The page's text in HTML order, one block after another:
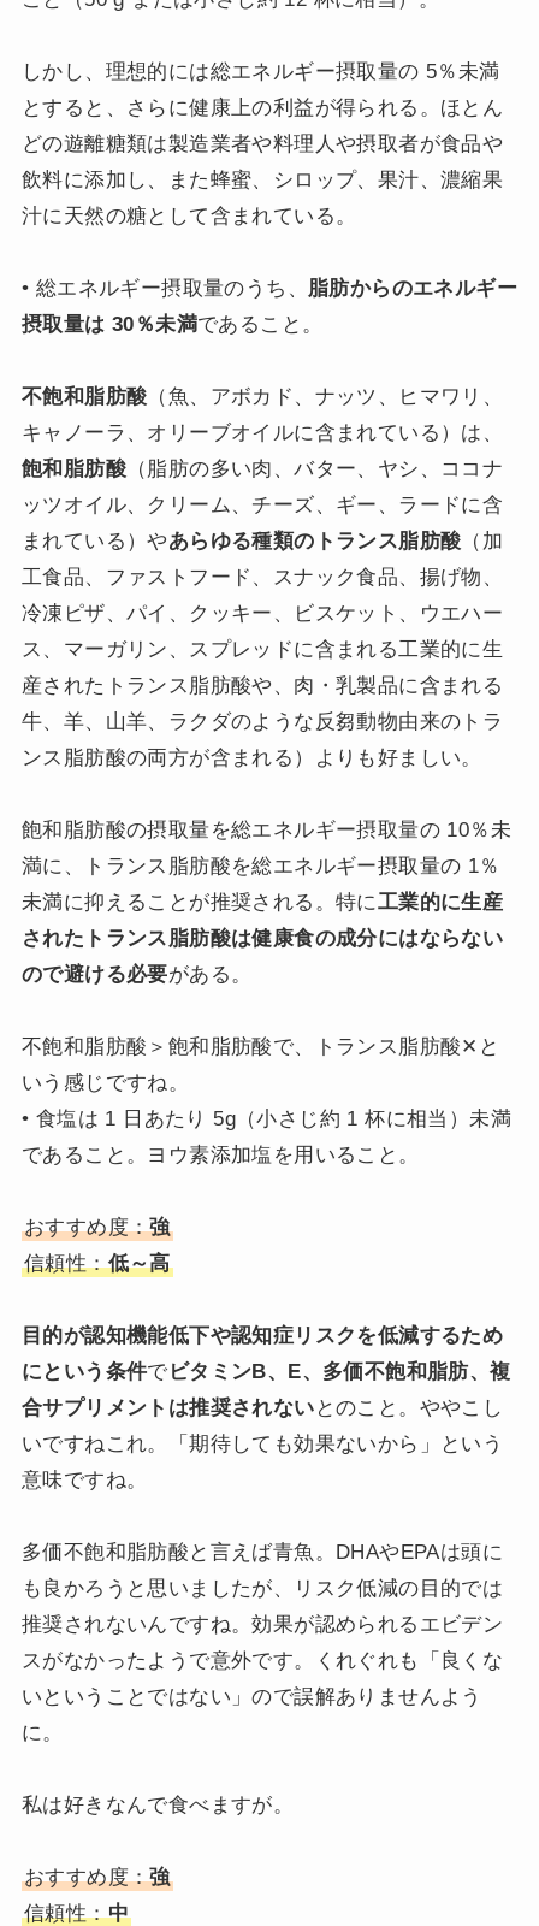
しかし、理想的には総エネルギー摂取量の 5％未満
とすると、さらに健康上の利益が得られる。ほとん
どの遊離糖類は製造業者や料理人や摂取者が食品や
飲料に添加し、また蜂蜜、シロップ、果汁、濃縮果
汁に天然の糖として含まれている。
• 総エネルギー摂取量のうち、 脂肪からのエネルギー
摂取量は 30％未満であること。
不飽和脂肪酸 （魚、アボカド、ナッツ、ヒマワリ、
キャノーラ、オリーブオイルに含まれている）は、
飽和脂肪酸（脂肪の多い肉、バター、ヤシ、ココナ
ッツオイル、クリーム、チーズ、ギー、ラードに含
まれている）やあらゆる種類のトランス脂肪酸 （加
工食品、ファストフード、スナック食品、揚げ物、
冷凍ピザ、パイ、クッキー、ビスケット、ウエハー
ス、マーガリン、スプレッドに含まれる工業的に生
産されたトランス脂肪酸や、肉・乳製品に含まれる
牛、羊、山羊、ラクダのような反芻動物由来のトラ
ンス脂肪酸の両方が含まれる）よりも好ましい。
飽和脂肪酸の摂取量を総エネルギー摂取量の 10％未
満に、トランス脂肪酸を総エネルギー摂取量の 1％
未満に抑えることが推奨される。特に工業的に生産
されたトランス脂肪酸は健康食の成分にはならない
ので避ける必要がある。
不飽和脂肪酸＞飽和脂肪酸で、トランス脂肪酸✕と
いう感じですね。
• 食塩は 1 日あたり 5g（小さじ約 1 杯に相当）未満
であること。ヨウ素添加塩を用いること。
おすすめ度：強
信頼性：低～高
目的が認知機能低下や認知症リスクを低減するため
にという条件で ビタミンB、E、多価不飽和脂肪、複
合サプリメントは推奨されない とのこと。ややこし
いですねこれ。「期待しても効果ないから」という
意味ですね。
多価不飽和脂肪酸と言えば青魚。DHAやEPAは頭に
も良かろうと思いましたが、リスク低減の目的では
推奨されないんですね。効果が認められるエビデン
スがなかったようで意外です。くれぐれも「良くな
いということではない」ので誤解ありませんよう
に。
私は好きなんで食べますが。
おすすめ度：強
信頼性：中